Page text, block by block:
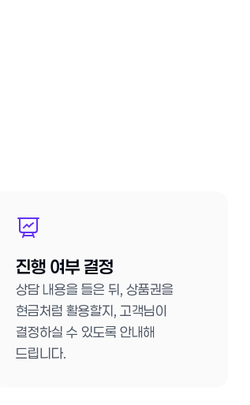
진행 여부 결정
상담 내용을 들은 뒤, 상품권을
현금처럼 활용할지, 고객님이
결정하실 수 있도록 안내해
드립니다.